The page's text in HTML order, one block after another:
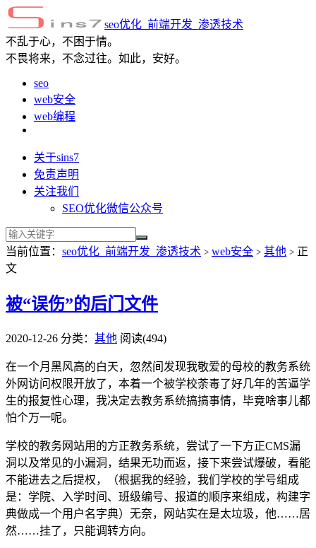
seo优化_前端开发_渗透技术
不乱于心，不困于情。
不畏将来，不念过往。如此，安好。
seo
web安全
web编程
关于sins7
免责声明
关注我们
SEO优化微信公众号
当前位置： seo优化_前端开发_渗透技术 > web安全 > 其他 > 正
文
被“误伤”的后门文件
2020-12-26 分类： 其他 阅读(494)
在一个月黑风高的白天，忽然间发现我敬爱的母校的教务系统
外网访问权限开放了，本着一个被学校荼毒了好几年的苦逼学
生的报复性心理，我决定去教务系统搞搞事情，毕竟啥事儿都
怕个万一呢。
学校的教务网站用的方正教务系统，尝试了一下方正CMS漏
洞以及常见的小漏洞，结果无功而返，接下来尝试爆破，看能
不能进去之后提权，（根据我的经验，我们学校的学号组成
是：学院、入学时间、班级编号、报道的顺序来组成，构建字
典做成一个用户名字典）无奈，网站实在是太垃圾，他……居
然……挂了，只能调转方向。